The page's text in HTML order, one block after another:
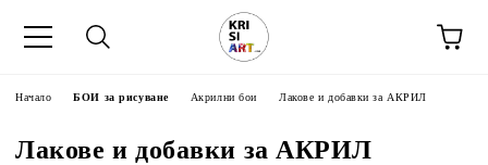
Начало БОИ за рисуване Акрилни бои Лакове и добавки за АКРИЛ
Лакове и добавки за АКРИЛ